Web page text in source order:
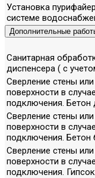
Установка
системе
Дополнительные
Санитарная
диспенсера ( с
Сверление стены
поверхности в
подключения. Бетон
Сверление стены
поверхности в
подключения. Бетон
Сверление стены
поверхности в
подключения.